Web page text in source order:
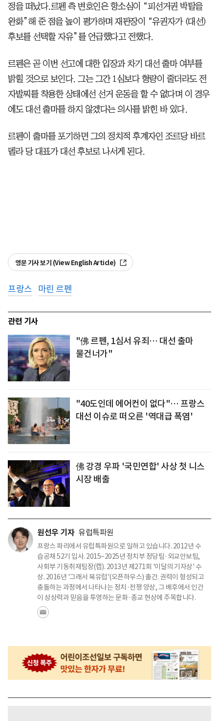
정을 떠났다.르펜 측 변호인은 항소심이 “피선거권 박탈을
완화”해 준 점을 높이 평가하며 재판장이 “유권자가 (대선)
후보를 선택할 자유”를 언급했다고 전했다.
르펜은 곧 이번 선고에 대한 입장과 차기 대선 출마 여부를
밝힐 것으로 보인다. 그는 그간 1심보다 형량이 줄더라도 전
자발찌를 착용한 상태에선 선거 운동을 할 수 없다며 이 경우
에도 대선 출마를 하지 않겠다는 의사를 밝힌 바 있다.
르펜이 출마를 포기하면 그의 정치적 후계자인 조르당 바르
델라 당 대표가 대선 후보로 나서게 된다.
영문 기사 보기 (View English Article)
프랑스 마린 르펜
관련 기사
"佛 르펜, 1심서 유죄… 대선 출마
물건너가"
"40도인데 에어컨이 없다"… 프랑스
대선 이슈로 떠오른 '역대급 폭염'
佛 강경 우파 '국민연합' 사상 첫 니스
시장 배출
원선우 기자 유럽특파원
프랑스 파리에서 유럽특파원으로 일하고 있습니다. 2012년 수
습공채 52기 입사. 2015~2025년 정치부 정당팀·외교안보팀,
사회부 기동취재팀장(캡). 2013년 제271회 '이달의 기자상' 수
상. 2016년 '그래서 북유럽'(오픈하우스) 출간. 권력이 형성되고
충돌하는 과정에서 나타나는 정치·전쟁 양상, 그 배후에서 인간
이 상상력과 믿음을 투영하는 문화·종교 현상에 주목합니다.